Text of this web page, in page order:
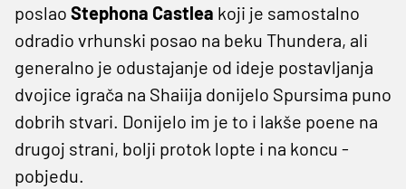
poslao Stephona Castlea koji je samostalno
odradio vrhunski posao na beku Thundera, ali
generalno je odustajanje od ideje postavljanja
dvojice igrača na Shaiija donijelo Spursima puno
dobrih stvari. Donijelo im je to i lakše poene na
drugoj strani, bolji protok lopte i na koncu -
pobjedu.